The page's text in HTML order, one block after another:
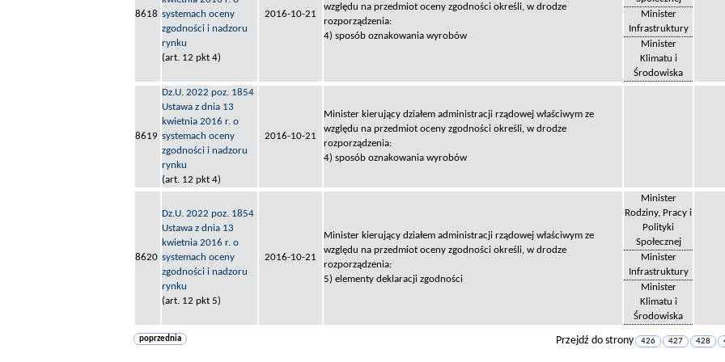
8618 systemach oceny
zgodności i nadzoru
rynku
(art. 12 pkt 4)
2016-10-21
względu na przedmiot oceny zgodności określi, w drodze
rozporządzenia:
4) sposób oznakowania wyrobów
Minister
Infrastruktury
Minister
Klimatu i
Środowiska
8619
Dz.U. 2022 poz. 1854
Ustawa z dnia 13
kwietnia 2016 r. o
systemach oceny
zgodności i nadzoru
rynku
(art. 12 pkt 4)
2016-10-21
Minister kierujący działem administracji rządowej właściwym ze
względu na przedmiot oceny zgodności określi, w drodze
rozporządzenia:
4) sposób oznakowania wyrobów
8620
Dz.U. 2022 poz. 1854
Ustawa z dnia 13
kwietnia 2016 r. o
systemach oceny
zgodności i nadzoru
rynku
(art. 12 pkt 5)
2016-10-21
Minister kierujący działem administracji rządowej właściwym ze
względu na przedmiot oceny zgodności określi, w drodze
rozporządzenia:
5) elementy deklaracji zgodności
Minister
Rodziny, Pracy i
Polityki
Społecznej
Minister
Infrastruktury
Minister
Klimatu i
Środowiska
Przejdź do strony
poprzednia 426 427 428